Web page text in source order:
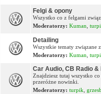
Felgi & opony
Wszystko co z felgami
Moderatorzy: Kuman
Detailing
Wszystkie tematy związane
Moderatorzy: Kuman
Car Audio, CB Radio &
Znajdziesz tutaj wszystko
przeróżne nowinki.
Moderatorzy: turpik